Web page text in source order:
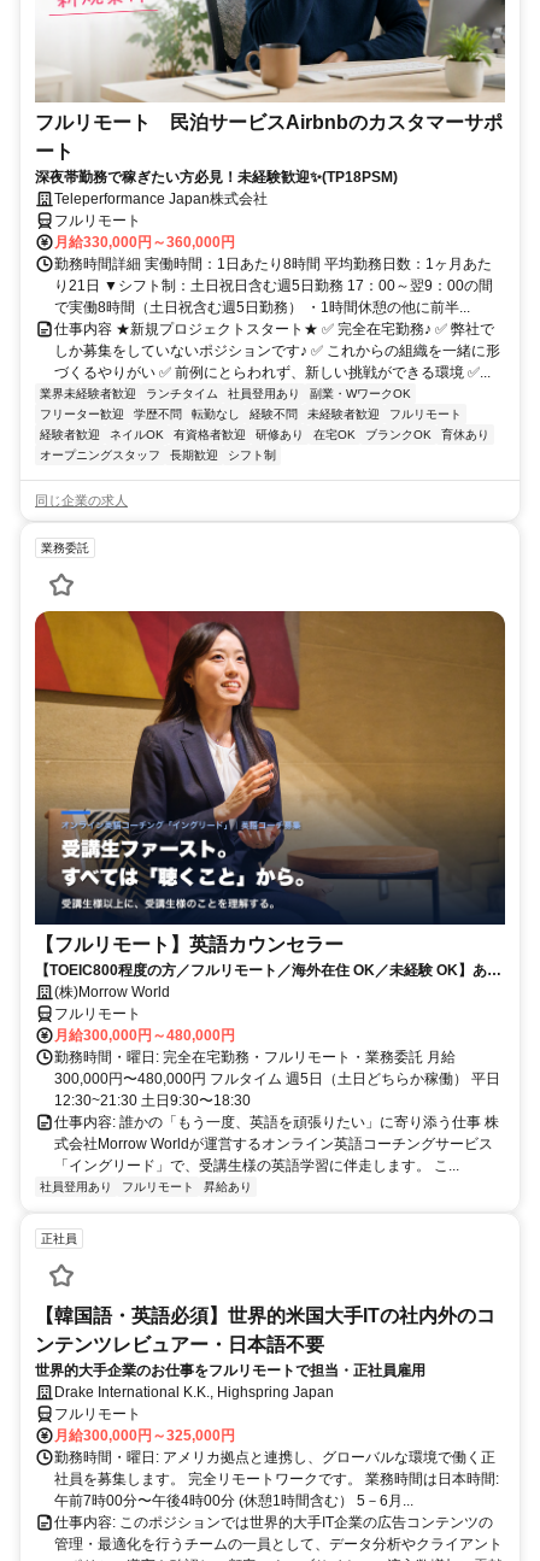
フルリモート 民泊サービスAirbnbのカスタマーサポ
ート
深夜帯勤務で稼ぎたい方必見！未経験歓迎✨(TP18PSM)
Teleperformance Japan株式会社
フルリモート
月給330,000円～360,000円
勤務時間詳細 実働時間：1日あたり8時間 平均勤務日数：1ヶ月あた
り21日 ▼シフト制：土日祝日含む週5日勤務 17：00～翌9：00の間
で実働8時間（土日祝含む週5日勤務） ・1時間休憩の他に前半...
仕事内容 ★新規プロジェクトスタート★ ✅ 完全在宅勤務♪ ✅ 弊社で
しか募集をしていないポジションです♪ ✅ これからの組織を一緒に形
づくるやりがい ✅ 前例にとらわれず、新しい挑戦ができる環境 ✅...
業界未経験者歓迎 ランチタイム 社員登用あり
副業・WワークOK
フリーター歓迎
学歴不問 転勤なし 経験不問 未経験者歓迎
フルリモート
経験者歓迎
ネイルOK 有資格者歓迎 研修あり 在宅OK ブランクOK
育休あり
オープニングスタッフ
長期歓迎 シフト制
同じ企業の求人
業務委託
【フルリモート】英語カウンセラー
【TOEIC800程度の方／フルリモート／海外在住 OK／未経験 OK】あな
たが英語学習で経験した失敗も成功も。すべてが、受講生の人生を変え
るお仕事です。
(株)Morrow World
フルリモート
月給300,000円～480,000円
勤務時間・曜日: 完全在宅勤務・フルリモート・業務委託 月給
300,000円〜480,000円 フルタイム 週5日（土日どちらか稼働） 平日
12:30~21:30 土日9:30〜18:30
仕事内容: 誰かの「もう一度、英語を頑張りたい」に寄り添う仕事 株
式会社Morrow Worldが運営するオンライン英語コーチングサービス
「イングリード」で、受講生様の英語学習に伴走します。 こ...
社員登用あり フルリモート 昇給あり
正社員
【韓国語・英語必須】世界的米国大手ITの社内外のコ
ンテンツレビュアー・日本語不要
世界的大手企業のお仕事をフルリモートで担当・正社員雇用
Drake International K.K., Highspring Japan
フルリモート
月給300,000円～325,000円
勤務時間・曜日: アメリカ拠点と連携し、グローバルな環境で働く正
社員を募集します。 完全リモートワークです。 業務時間は日本時間:
午前7時00分〜午後4時00分 (休憩1時間含む） 5－6月...
仕事内容: このポジションでは世界的大手IT企業の広告コンテンツの
管理・最適化を行うチームの一員として、データ分析やクライアント